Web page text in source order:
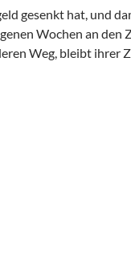
gesenkt hat, und
Wochen an
Weg, bleibt
verlängert